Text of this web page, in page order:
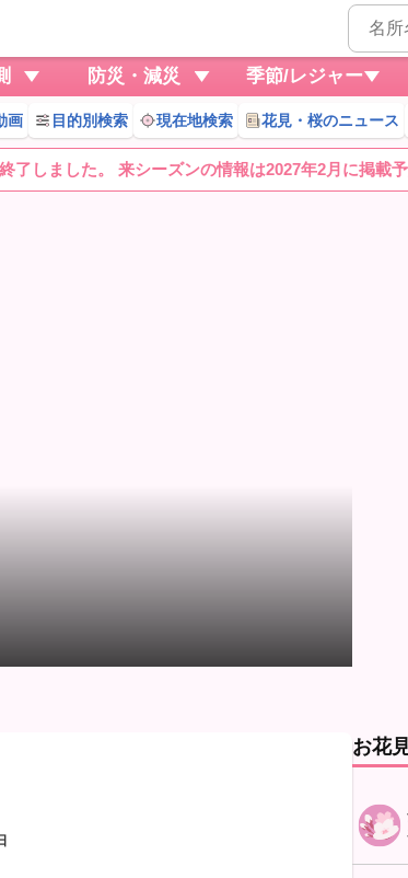
防災・減災 季節/レジャー
画 目的別検索 現在地検索 花見・桜のニュース
了しました。 来シーズンの情報は2027年2月に掲載予
お花